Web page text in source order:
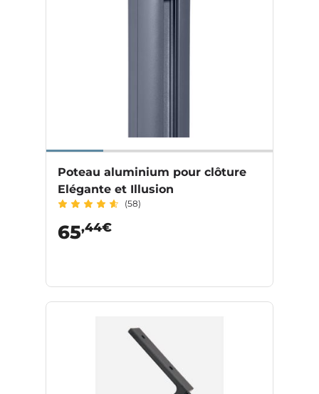
Poteau aluminium pour clôture
Elégante et Illusion
(58)
65,44€